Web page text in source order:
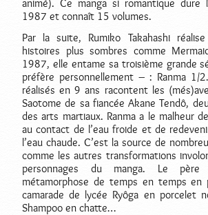
animé). Ce manga si romantique dure
1987 et connaît 15 volumes.
Par la suite, Rumiko Takahashi
histoires plus sombres comme
1987, elle entame sa troisième grande
préfère personnellement – : Ranma 1/
réalisés en 9 ans racontent les
Saotome de sa fiancée Akane Tendô,
des arts martiaux. Ranma a le malheur
au contact de l’eau froide et de
l’eau chaude. C’est la source de
comme les autres transformations
personnages du manga. Le
métamorphose de temps en temps en
camarade de lycée Ryôga en porcelet
Shampoo en chatte…